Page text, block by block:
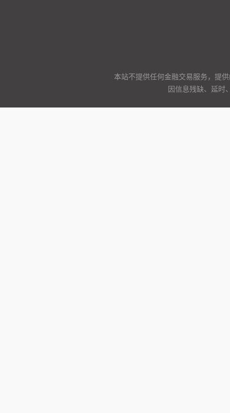
本站不提供任何金融交易服务，提
因信息残缺、延时